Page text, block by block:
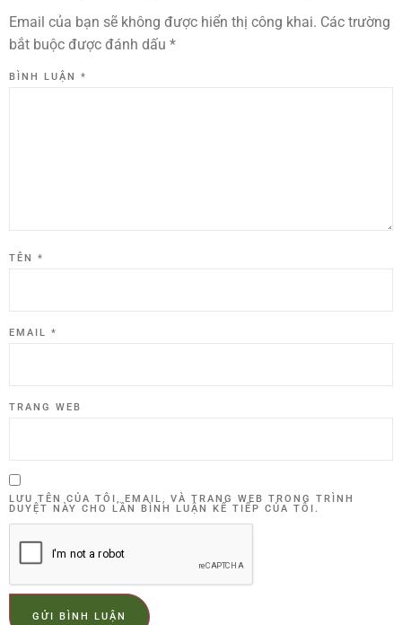
Email của bạn sẽ không được hiển thị công khai. Các trường
bắt buộc được đánh dấu *
BÌNH LUẬN *
TÊN *
EMAIL *
TRANG WEB
LƯU TÊN CỦA TÔI, EMAIL, VÀ TRANG WEB TRONG TRÌNH
DUYỆT NÀY CHO LẦN BÌNH LUẬN KẾ TIẾP CỦA TÔI.